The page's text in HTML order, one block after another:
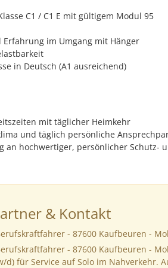
C1 / C1 E mit gültigem Modul 95
im Umgang mit Hänger
in Deutsch (A1 aus­reichend)
mit täglicher Heimkehr
und täglich persönliche
an hochwertiger, persönlicher Schutz-
& Kontakt
- 87600 Kaufbeuren -
- 87600 Kaufbeuren -
d) für Service auf Solo im Nahverkehr.